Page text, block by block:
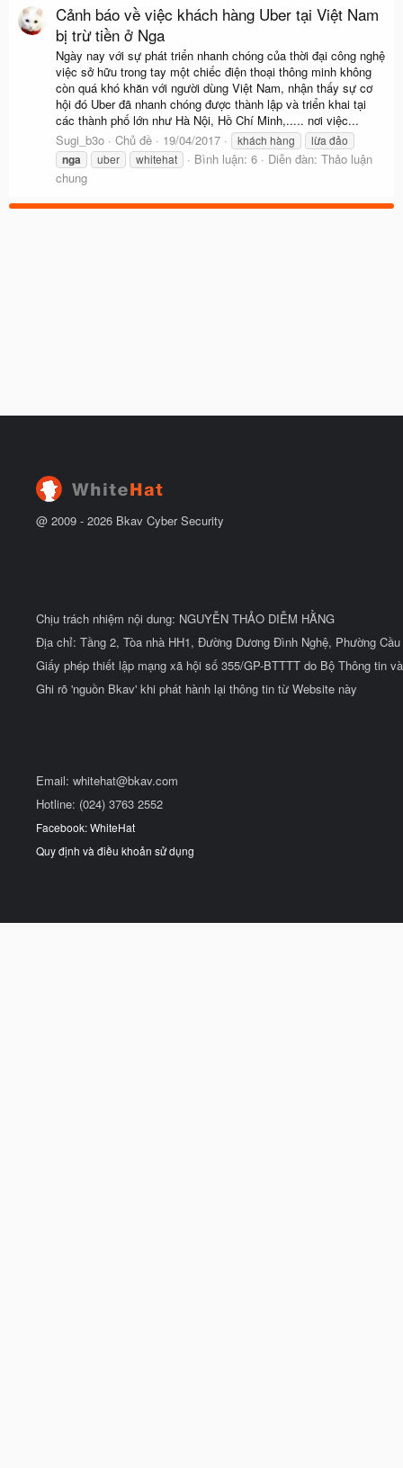
Cảnh báo về việc khách hàng Uber tại Việt Nam
bị trừ tiền ở Nga
Ngày nay với sự phát triển nhanh chóng của thời đại công nghệ
việc sở hữu trong tay một chiếc điện thoại thông minh không
còn quá khó khăn với người dùng Việt Nam, nhận thấy sự cơ
hội đó Uber đã nhanh chóng được thành lập và triển khai tại
các thành phố lớn như Hà Nội, Hồ Chí Minh,..... nơi việc...
Sugi_b3o
Chủ đề 19/04/2017 khách hàng lừa đảo
nga uber whitehat Bình luận: 6 Diễn đàn: Thảo luận
chung
@ 2009 - 2026 Bkav Cyber Security
Chịu trách nhiệm nội dung: NGUYỄN THẢO DIỄM HẰNG
Địa chỉ: Tầng 2, Tòa nhà HH1, Đường Dương Đình Nghệ, Phường
Giấy phép thiết lập mạng xã hội số 355/GP-BTTTT do Bộ Thông tin
Ghi rõ 'nguồn Bkav' khi phát hành lại thông tin từ Website này
Email: whitehat@bkav.com
Hotline: (024) 3763 2552
Facebook: WhiteHat
Quy định và điều khoản sử dụng